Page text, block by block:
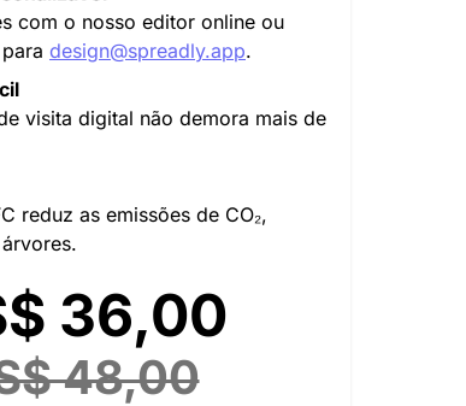
com o nosso editor online ou
design@spreadly.app.
visita digital não demora mais de
reduz as emissões de CO₂,
36,00
48,00